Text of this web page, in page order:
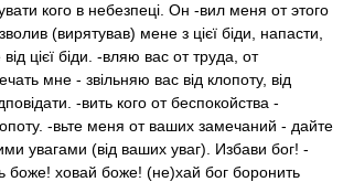
кого в небезпеці. Он -вил меня от этого
(вирятував) мене з цієї біди, напасти,
цієї біди. -вляю вас от труда, от
мне - звільняю вас від клопоту, від
-вить кого от беспокойства -
-вьте меня от ваших замечаний - дайте
увагами (від ваших уваг). Избави бог! -
боже! ховай боже! (не)хай бог боронить